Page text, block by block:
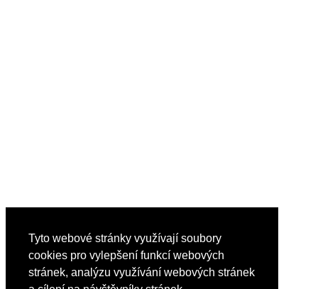
Tyto webové stránky využívají soubory
cookies pro vylepšení funkcí webových
stránek, analýzu využívání webových stránek